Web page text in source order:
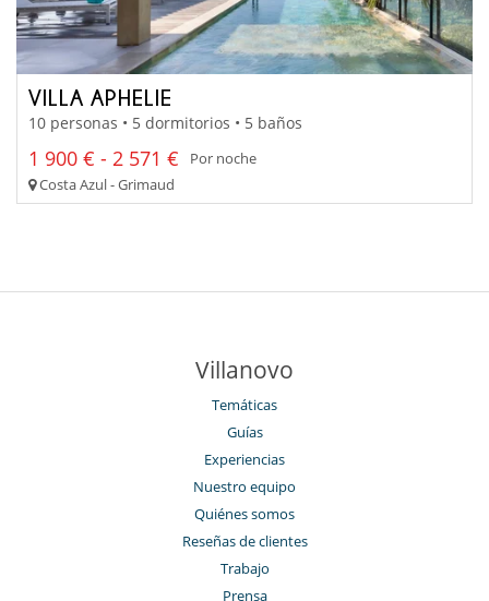
VILLA APHELIE
10 personas • 5 dormitorios • 5 baños
1 900 € - 2 571 €
Por noche
Costa Azul - Grimaud
Villanovo
Temáticas
Guías
Experiencias
Nuestro equipo
Quiénes somos
Reseñas de clientes
Trabajo
Prensa